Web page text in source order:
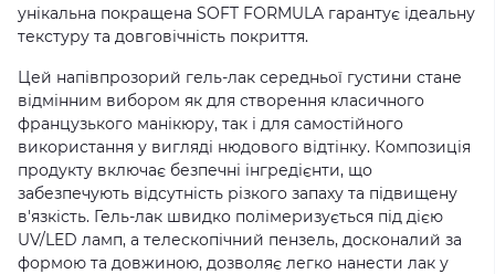
унікальна покращена SOFT FORMULA гарантує ідеальну
текстуру та довговічність покриття.
Цей напівпрозорий гель-лак середньої густини стане
відмінним вибором як для створення класичного
французького манікюру, так і для самостійного
використання у вигляді нюдового відтінку. Композиція
продукту включає безпечні інгредієнти, що
забезпечують відсутність різкого запаху та підвищену
в'язкість. Гель-лак швидко полімеризується під дією
UV/LED ламп, а телескопічний пензель, досконалий за
формою та довжиною, дозволяє легко нанести лак у